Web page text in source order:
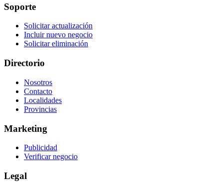
Soporte
Solicitar actualización
Incluir nuevo negocio
Solicitar eliminación
Directorio
Nosotros
Contacto
Localidades
Provincias
Marketing
Publicidad
Verificar negocio
Legal